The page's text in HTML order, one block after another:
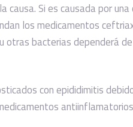
Si es causada por
los medicamentos
otras bacterias dependerá
con epididimitis